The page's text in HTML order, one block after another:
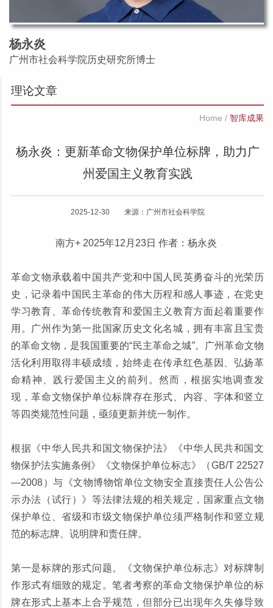
杨永炎
广州市社会科学院历史研究所博士
理论文章
Home / 智库成果
杨永炎：更新革命文物保护单位标牌，助力广
州爱国主义教育实践
2025-12-30 来源：广州市社会科学院
南方+ 2025年12月23日 作者：杨永炎
革命文物承载着中国共产党和中国人民英勇奋斗的光荣历
史，记录着中国民主革命的伟大历程和感人事迹，在党史
学习教育、革命传统教育和爱国主义教育方面起着重要作
用。广州作为第一批国家历史文化名城，拥有丰富且宝贵
的革命文物，是我国重要的“民主革命之城”。广州革命文物
活化利用取得丰硕成绩，始终走在传承红色基因、弘扬革
命精神、践行爱国主义的前列。然而，根据实地调查发
现，革命文物保护单位标牌存在形式、内容、字体和竖立
等四类规范性问题，亟须更新并统一制作。
根据《中华人民共和国文物保护法》《中华人民共和国文
物保护法实施条例》《文物保护单位标志》（GB/T 22527
—2008）与《文物博物馆单位文物安全直接责任人公告公
示办法（试行）》等法律法规的相关规定，国家重点文物
保护单位、省级和市级文物保护单位须严格制作和竖立规
范的标志牌、说明牌和责任牌。
第一是标牌的形式问题。《文物保护单位标志》对标牌制
作形式有细致的规定。笔者考察的革命文物保护单位的标
牌在形式上基本上合乎规范，但部分已出现年久失修导致